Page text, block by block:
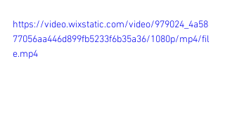
https://video.wixstatic.com/video/979024_4a58
77056aa446d899fb5233f6b35a36/1080p/mp4/fil
e.mp4